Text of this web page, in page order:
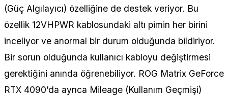
(Güç Algılayıcı) özelliğine de destek veriyor. Bu
özellik 12VHPWR kablosundaki altı pimin her birini
inceliyor ve anormal bir durum olduğunda bildiriyor.
Bir sorun olduğunda kullanıcı kabloyu değiştirmesi
gerektiğini anında öğrenebiliyor. ROG Matrix GeForce
RTX 4090’da ayrıca Mileage (Kullanım Geçmişi)